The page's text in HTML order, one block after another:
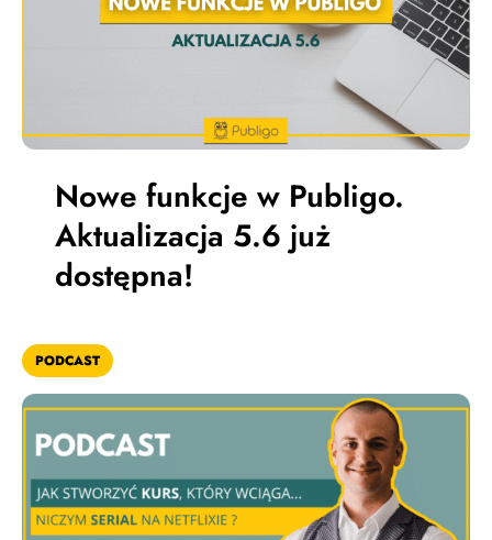
Nowe funkcje w Publigo.
Aktualizacja 5.6 już
dostępna!
PODCAST